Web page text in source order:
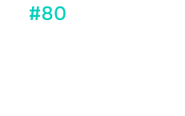
#80